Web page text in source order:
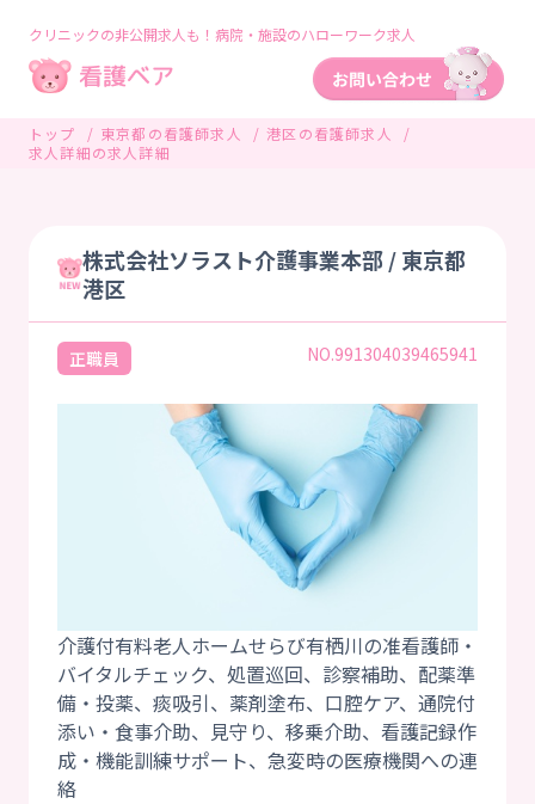
クリニックの非公開求人も！病院・施設のハローワーク求人
トップ 東京都の看護師求人
港区の看護師求人
求人詳細の求人詳細
株式会社ソラスト介護事業本部 / 東京都
港区
正職員 NO.991304039465941
介護付有料老人ホームせらび有栖川の准看護師・
バイタルチェック、処置巡回、診察補助、配薬準
備・投薬、痰吸引、薬剤塗布、口腔ケア、通院付
添い・食事介助、見守り、移乗介助、看護記録作
成・機能訓練サポート、急変時の医療機関への連